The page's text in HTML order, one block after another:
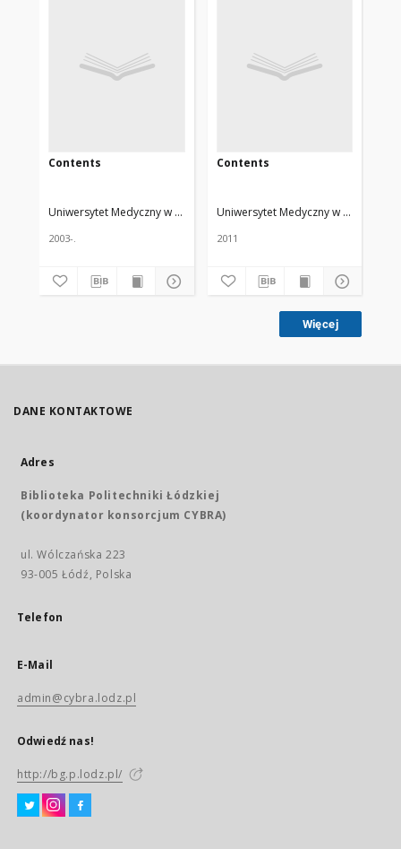
Contents
Uniwersytet Medyczny w Łodzi Żmuda, Ryszard. Red. nacz.
2003-.
Contents
Uniwersytet Medyczny w Łodzi
2011
Więcej
DANE KONTAKTOWE
Adres
Biblioteka Politechniki Łódzkiej
(koordynator konsorcjum CYBRA)
ul. Wólczańska 223
93-005 Łódź, Polska
Telefon
E-Mail
admin@cybra.lodz.pl
Odwiedź nas!
http://bg.p.lodz.pl/